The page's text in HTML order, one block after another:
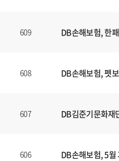
609 DB손해보험, 한
608 DB손해보험, 펫
607 DB김준기문화재
606 DB손해보험, 5월